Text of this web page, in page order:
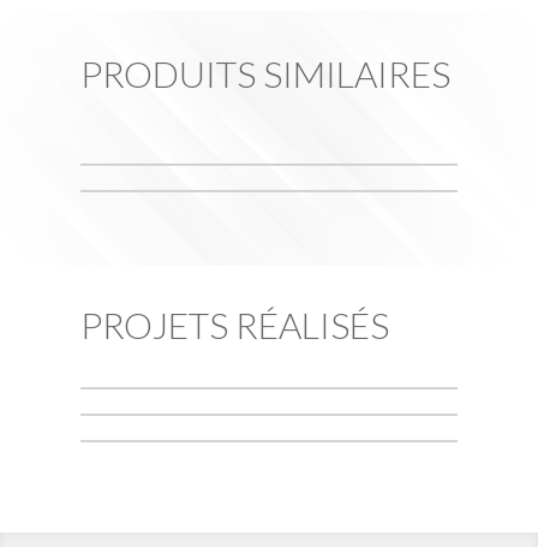
PRODUITS SIMILAIRES
PROJETS RÉALISÉS